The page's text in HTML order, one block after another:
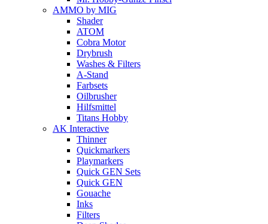
AMMO by MIG
Shader
ATOM
Cobra Motor
Drybrush
Washes & Filters
A-Stand
Farbsets
Oilbrusher
Hilfsmittel
Titans Hobby
AK Interactive
Thinner
Quickmarkers
Playmarkers
Quick GEN Sets
Quick GEN
Gouache
Inks
Filters